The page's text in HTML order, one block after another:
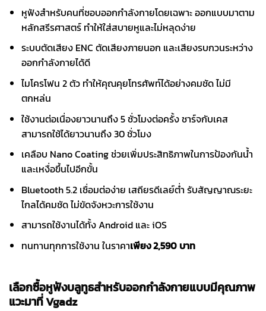
หูฟังสำหรับคนที่ชอบออกกำลังกายโดยเฉพาะ ออกแบบมาตาม
หลักสรีรศาสตร์ ทำให้ใส่สบายหูและไม่หลุดง่าย
ระบบตัดเสียง ENC ตัดเสียงภายนอก และเสียงรบกวนระหว่าง
ออกกำลังกายได้ดี
ไมโครโฟน 2 ตัว ทำให้คุณคุยโทรศัพท์ได้อย่างคมชัด ไม่มี
ตกหล่น
ใช้งานต่อเนื่องยาวนานถึง 5 ชั่วโมงต่อครั้ง ชาร์จกับเคส
สามารถใช้ได้ยาวนานถึง 30 ชั่วโมง
เคลือบ Nano Coating ช่วยเพิ่มประสิทธิภาพในการป้องกันน้ำ
และเหงื่อขึ้นไปอีกขั้น
Bluetooth 5.2 เชื่อมต่อง่าย เสถียรดีเลย์ต่ำ รับสัญญาณระยะ
ไกลได้คมชัด ไม่ขัดจังหวะการใช้งาน
สามารถใช้งานได้ทั้ง Android และ iOS
ทนทานทุกการใช้งาน ในราคาเพียง 2,590 บาท
เลือกซื้อหูฟังบลูทูธสำหรับออกกำลังกายแบบมีคุณภาพ
แวะมาที่ Vgadz